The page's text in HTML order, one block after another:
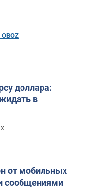
доллара:
в
от мобильных
сообщениями